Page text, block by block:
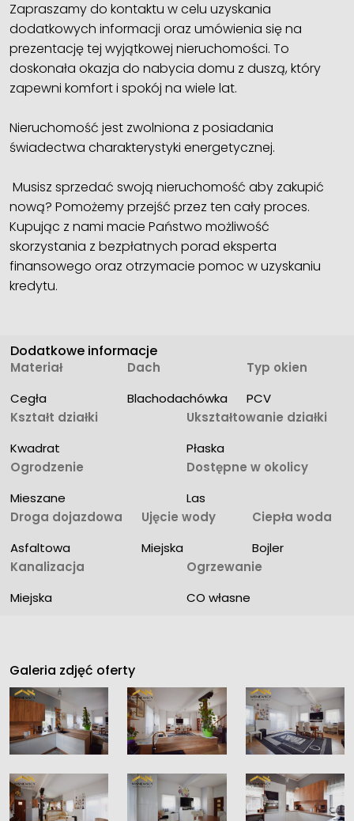
Zapraszamy do kontaktu w celu uzyskania
dodatkowych informacji oraz umówienia się na
prezentację tej wyjątkowej nieruchomości. To
doskonała okazja do nabycia domu z duszą, który
zapewni komfort i spokój na wiele lat.
Nieruchomość jest zwolniona z posiadania
świadectwa charakterystyki energetycznej.
Musisz sprzedać swoją nieruchomość aby zakupić
nową? Pomożemy przejść przez ten cały proces.
Kupując z nami macie Państwo możliwość
skorzystania z bezpłatnych porad eksperta
finansowego oraz otrzymacie pomoc w uzyskaniu
kredytu.
Dodatkowe informacje
Materiał
Cegła
Dach
Blachodachówka
Typ okien
PCV
Kształt działki
Kwadrat
Ukształtowanie działki
Płaska
Ogrodzenie
Mieszane
Dostępne w okolicy
Las
Droga dojazdowa
Asfaltowa
Ujęcie wody
Miejska
Ciepła woda
Bojler
Kanalizacja
Miejska
Ogrzewanie
CO własne
Galeria zdjęć oferty